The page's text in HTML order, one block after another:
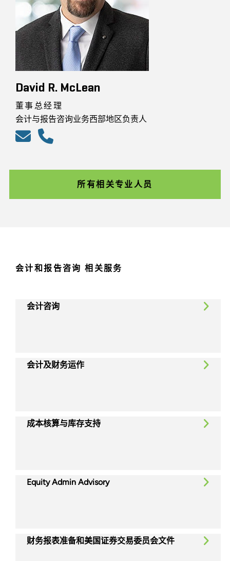
David R. McLean
董事总经理
会计与报告咨询业务西部地区负责人
所有相关专业人员
会计和报告咨询 相关服务
会计咨询
会计及财务运作
成本核算与库存支持
Equity Admin Advisory
财务报表准备和美国证券交易委员会文件